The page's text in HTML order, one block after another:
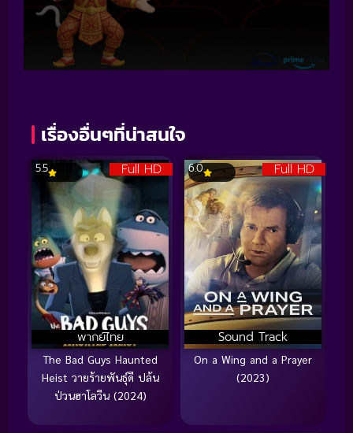
เรื่องอื่นๆที่น่าสนใจ
Full HD
พากย์ไทย
5.5
The Bad Guys Haunted
Heist วายร้ายพันธุ์ดี ปล้น
ป่วนฮาโลวีน (2024)
Full HD
Sound Track
6.0
On a Wing and a Prayer
(2023)